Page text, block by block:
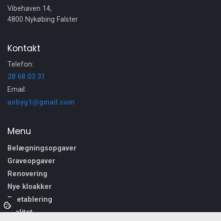
alle der skal have lavet kloarkarbejde, det vil I ikke fortryde.
Vibehaven 14,
4800 Nykøbing Falster
Kontakt
Telefon:
28 68 03 31
Email:
aobyg1@gmail.com
Menu
Belægningsopgaver
Graveopgaver
Renovering
Nye kloakker
Reetablering
Kvalitet